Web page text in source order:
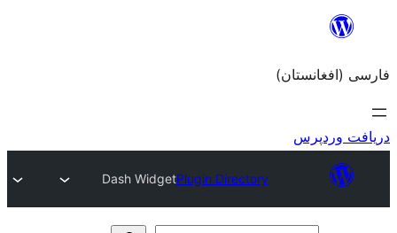
Plugin
Dash Widget